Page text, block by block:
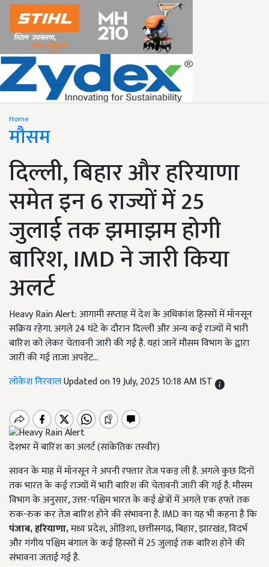
Home
मौसम
दिल्ली, बिहार और हरियाणा
समेत इन 6 राज्यों में 25
जुलाई तक झमाझम होगी
बारिश, IMD ने जारी किया
अलर्ट
Heavy Rain Alert: आगामी सप्ताह में देश के अधिकांश हिस्सों में मॉनसून
सक्रिय रहेगा. अगले 24 घंटे के दौरान दिल्ली और अन्य कई राज्यों में भारी
बारिश को लेकर चेतावनी जारी की गई है. यहां जानें मौसम विभाग के द्वारा
जारी की गई ताजा अपडेट...
लोकेश निरवालUpdated on 19 July, 2025 10:18 AM IST
देशभर में बारिश का अलर्ट (सांकेतिक तस्वीर)
सावन के माह में मॉनसून ने अपनी रफ्तार तेज पकड़ ली है. अगले कुछ दिनों
तक भारत के कई राज्यों में भारी बारिश की चेतावनी जारी की गई है. मौसम
विभाग के अनुसार, उत्तर-पश्चिम भारत के कई क्षेत्रों में अगले एक हफ्ते तक
रुक-रुक कर तेज बारिश होने की संभावना है. IMD का यह भी कहना है कि
पंजाब, हरियाणा,मध्य प्रदेश, ओडिशा, छत्तीसगढ़, बिहार, झारखंड, विदर्भ
और गंगीय पश्चिम बंगाल के कई हिस्सों में 25 जुलाई तक बारिश होने की
संभावना जताई गई है.